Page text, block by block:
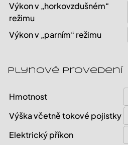
Výkon v „horkovzdušném“
režimu
Výkon v „parním“ režimu
Plynové provedení
Hmotnost
Výška včetně tokové pojistky
Elektrický příkon